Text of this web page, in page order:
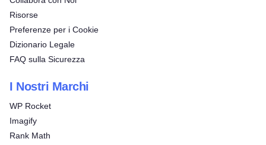
Risorse
Preferenze per i Cookie
Dizionario Legale
FAQ sulla Sicurezza
I Nostri Marchi
WP Rocket
Imagify
Rank Math